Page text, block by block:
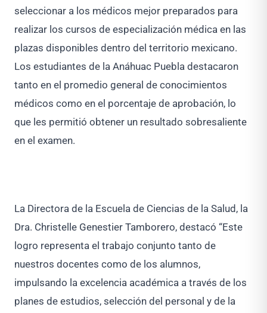
seleccionar a los médicos mejor preparados para
realizar los cursos de especialización médica en las
plazas disponibles dentro del territorio mexicano.
Los estudiantes de la Anáhuac Puebla destacaron
tanto en el promedio general de conocimientos
médicos como en el porcentaje de aprobación, lo
que les permitió obtener un resultado sobresaliente
en el examen.
La Directora de la Escuela de Ciencias de la Salud, la
Dra. Christelle Genestier Tamborero, destacó “Este
logro representa el trabajo conjunto tanto de
nuestros docentes como de los alumnos,
impulsando la excelencia académica a través de los
planes de estudios, selección del personal y de la